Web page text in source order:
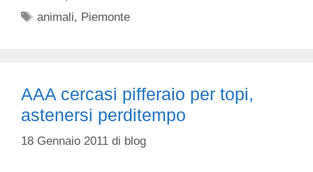
Tag
animali, Piemonte
AAA cercasi pifferaio per topi,
astenersi perditempo
18 Gennaio 2011 di blog